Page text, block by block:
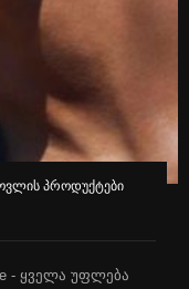
“ეშმაკს აცვია
- ყველა უფლება